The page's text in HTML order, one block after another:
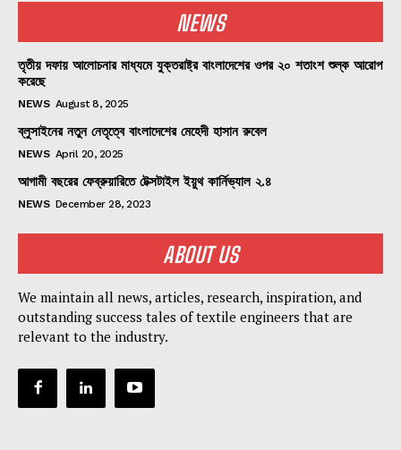
NEWS
তৃতীয় দফায় আলোচনার মাধ্যমে যুক্তরাষ্ট্র বাংলাদেশের ওপর ২০ শতাংশ শুল্ক আরোপ
করেছে
NEWS August 8, 2025
ব্লুসাইনের নতুন নেতৃত্বে বাংলাদেশের মেহেদী হাসান রুবেল
NEWS April 20, 2025
আগামী বছরের ফেব্রুয়ারিতে টেক্সটাইল ইয়ুথ কার্নিভ্যাল ২.৪
NEWS December 28, 2023
ABOUT US
We maintain all news, articles, research, inspiration, and
outstanding success tales of textile engineers that are
relevant to the industry.